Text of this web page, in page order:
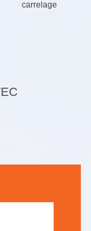
carrelage